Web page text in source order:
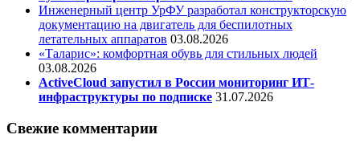
Инженерный центр УрФУ разработал конструкторскую
документацию на двигатель для беспилотных
летательных аппаратов 03.08.2026
«Таларис»: комфортная обувь для стильных людей
03.08.2026
ActiveCloud запустил в России мониторинг ИТ-
инфраструктуры по подписке 31.07.2026
Свежие комментарии